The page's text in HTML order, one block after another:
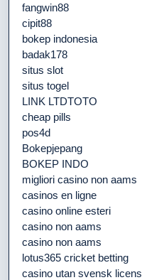
fangwin88
cipit88
bokep indonesia
badak178
situs slot
situs togel
LINK LTDTOTO
cheap pills
pos4d
Bokepjepang
BOKEP INDO
migliori casino non aams
casinos en ligne
casino online esteri
casino non aams
casino non aams
lotus365 cricket betting
casino utan svensk licens